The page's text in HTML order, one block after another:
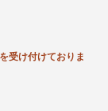
受け付けておりま